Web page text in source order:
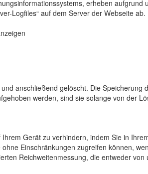
erheben
Logfiles“ auf dem Server der Webseite
anschließend gelöscht. Die
werden, sind sie solange von der
Gerät zu verhindern, indem Sie in
Einschränkungen zugreifen können,
Reichweitenmessung, die entweder